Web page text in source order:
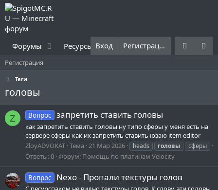
Форумы Ресурсы Что нового? Правила
Вход Регистрация
Регистрация
Теги
головы
Z Вопрос запретить ставить головы
как запретить ставить головы ну типо сферы у меня есть на
сервере сферы как их запретить ставить юзаю item editor
ZloyADVOKAT Тема 21 Мар 2026 heads головы сферы
Ответы: 0 Форум: Помощь по плагинам Velocity
Вопрос Nexo - Пропали текстуры голов